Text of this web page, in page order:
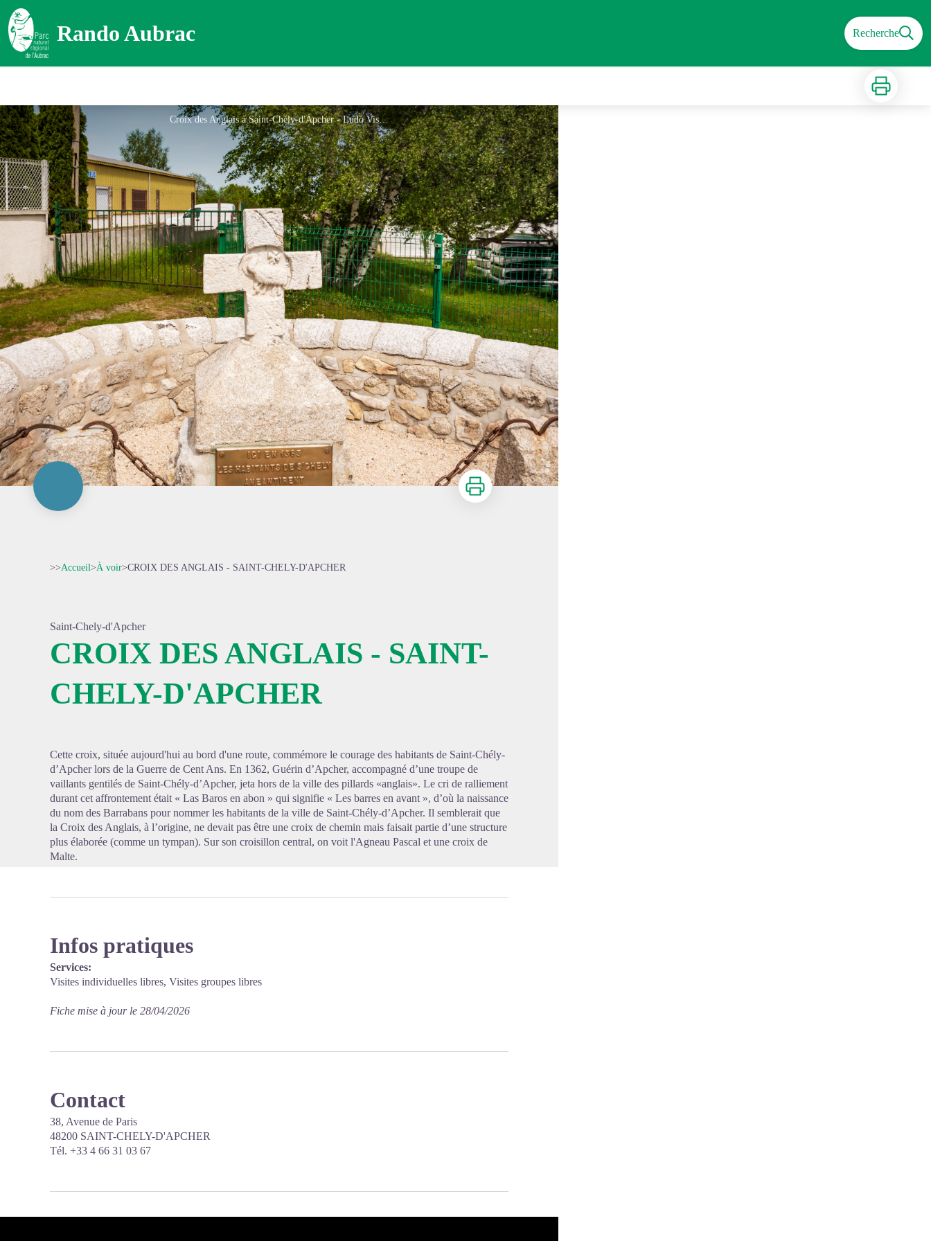
Rando Aubrac Recherche
Imprimer
Croix des Anglais à Saint-Chély-d'Apcher - Ludo Visuel
Voir l'image en plein écran
Imprimer
>>Accueil>À voir>CROIX DES ANGLAIS - SAINT-CHELY-D'APCHER
Saint-Chely-d'Apcher
CROIX DES ANGLAIS - SAINT-
CHELY-D'APCHER
Cette croix, située aujourd'hui au bord d'une route, commémore le courage des habitants de Saint-Chély-
d’Apcher lors de la Guerre de Cent Ans. En 1362, Guérin d’Apcher, accompagné d’une troupe de
vaillants gentilés de Saint-Chély-d’Apcher, jeta hors de la ville des pillards «anglais». Le cri de ralliement
durant cet affrontement était « Las Baros en abon » qui signifie « Les barres en avant », d’où la naissance
du nom des Barrabans pour nommer les habitants de la ville de Saint-Chély-d’Apcher. Il semblerait que
la Croix des Anglais, à l’origine, ne devait pas être une croix de chemin mais faisait partie d’une structure
plus élaborée (comme un tympan). Sur son croisillon central, on voit l'Agneau Pascal et une croix de
Malte.
Infos pratiques
Services:
Visites individuelles libres, Visites groupes libres
Fiche mise à jour le 28/04/2026
Contact
38, Avenue de Paris
48200 SAINT-CHELY-D'APCHER
Tél. +33 4 66 31 03 67